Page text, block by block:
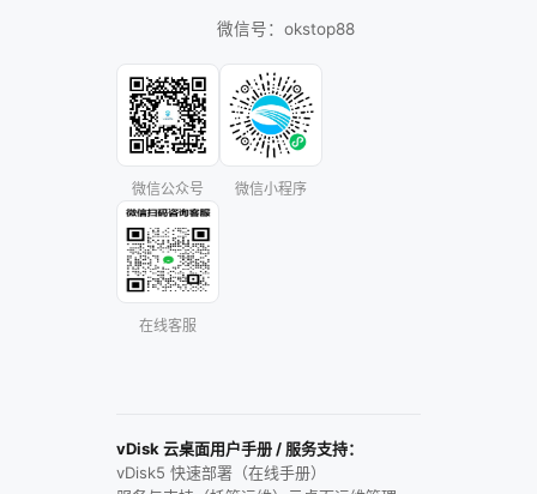
微信号：okstop88
微信公众号 微信小程序
在线客服
vDisk 云桌面用户手册 / 服务支持：
vDisk5 快速部署（在线手册）